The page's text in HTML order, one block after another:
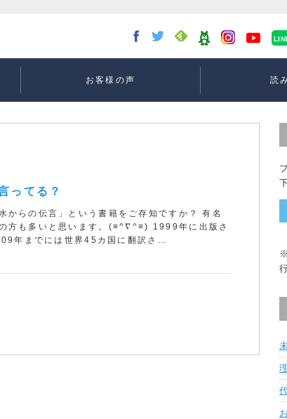
お客様の声 読
ってる？
からの伝言」という書籍をご存知ですか？ 有名
方も多いと思います。(≡^∇^≡) 1999年に出版さ
年までには世界45カ国に翻訳さ…